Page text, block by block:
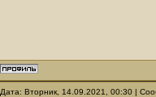
Дата: Вторник, 14.09.2021, 00:30 |